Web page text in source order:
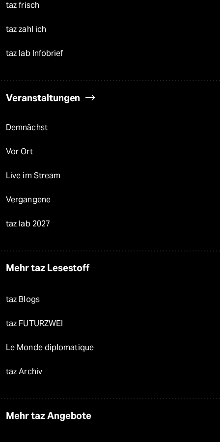
taz frisch
taz zahl ich
taz lab Infobrief
Veranstaltungen
Demnächst
Vor Ort
Live im Stream
Vergangene
taz lab 2027
Mehr taz Lesestoff
taz Blogs
taz FUTURZWEI
Le Monde diplomatique
taz Archiv
Mehr taz Angebote